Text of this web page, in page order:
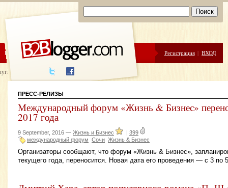
ЦЕНЫ ПОМОЩЬ Регистрация | ВХОД
написания
ПРЕСС-РЕЛИЗЫ
Международный форум «Жизнь & Бизнес»
2017 года
9 September, 2016 — Жизнь и Бизнес | 399
международный форум Сочи Жизнь & Бизнес
Организаторы сообщают, что форум «Жизнь & Бизнес»,
текущего года, переносится. Новая дата его проведения — с 3 по